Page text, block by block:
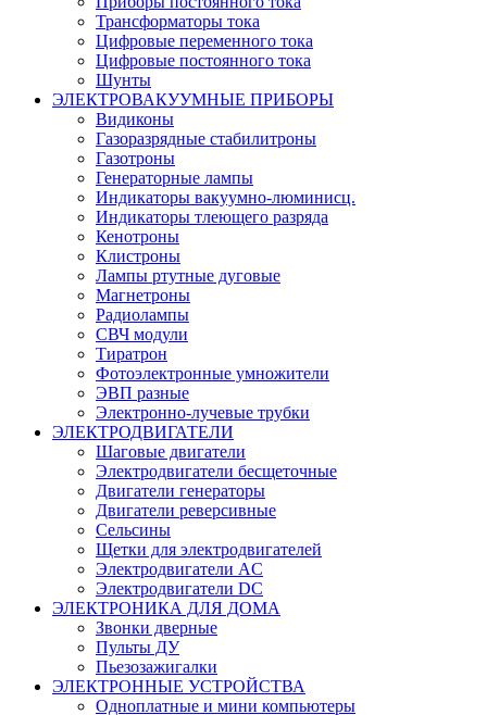
Трансформаторы тока
Цифровые переменного тока
Цифровые постоянного тока
Шунты
ЭЛЕКТРОВАКУУМНЫЕ ПРИБОРЫ
Видиконы
Газоразрядные стабилитроны
Газотроны
Генераторные лампы
Индикаторы вакуумно-люминисц.
Индикаторы тлеющего разряда
Кенотроны
Клистроны
Лампы ртутные дуговые
Магнетроны
Радиолампы
СВЧ модули
Тиратрон
Фотоэлектронные умножители
ЭВП разные
Электронно-лучевые трубки
ЭЛЕКТРОДВИГАТЕЛИ
Шаговые двигатели
Электродвигатели бесщеточные
Двигатели генераторы
Двигатели реверсивные
Сельсины
Щетки для электродвигателей
Электродвигатели AC
Электродвигатели DC
ЭЛЕКТРОНИКА ДЛЯ ДОМА
Звонки дверные
Пульты ДУ
Пьезозажигалки
ЭЛЕКТРОННЫЕ УСТРОЙСТВА
Одноплатные и мини компьютеры